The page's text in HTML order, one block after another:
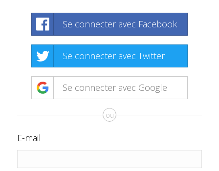
Se connecter avec Facebook
Se connecter avec Twitter
Se connecter avec Google
ou
E-mail